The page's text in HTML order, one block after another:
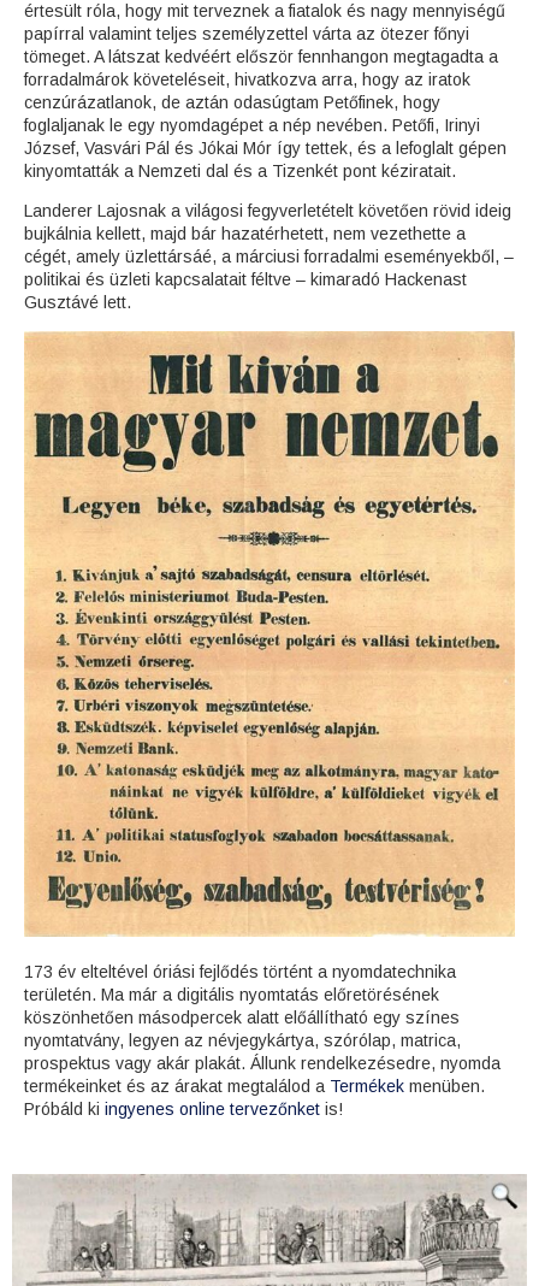
értesült róla, hogy mit terveznek a fiatalok és nagy mennyiségű
papírral valamint teljes személyzettel várta az ötezer főnyi
tömeget. A látszat kedvéért először fennhangon megtagadta a
forradalmárok követeléseit, hivatkozva arra, hogy az iratok
cenzúrázatlanok, de aztán odasúgtam Petőfinek, hogy
foglaljanak le egy nyomdagépet a nép nevében. Petőfi, Irinyi
József, Vasvári Pál és Jókai Mór így tettek, és a lefoglalt gépen
kinyomtatták a Nemzeti dal és a Tizenkét pont kéziratait.
Landerer Lajosnak a világosi fegyverletételt követően rövid ideig
bujkálnia kellett, majd bár hazatérhetett, nem vezethette a
cégét, amely üzlettársáé, a márciusi forradalmi eseményekből, –
politikai és üzleti kapcsalatait féltve – kimaradó Hackenast
Gusztávé lett.
173 év elteltével óriási fejlődés történt a nyomdatechnika
területén. Ma már a digitális nyomtatás előretörésének
köszönhetően másodpercek alatt előállítható egy színes
nyomtatvány, legyen az névjegykártya, szórólap, matrica,
prospektus vagy akár plakát. Állunk rendelkezésedre, nyomda
termékeinket és az árakat megtalálod a Termékek menüben.
Próbáld ki ingyenes online tervezőnket is!